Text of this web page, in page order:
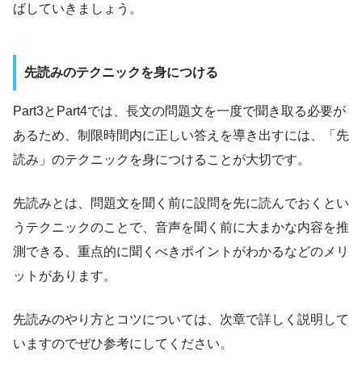
ばしていきましょう。
先読みのテクニックを身につける
Part3とPart4では、長文の問題文を一度で聞き取る必要が
あるため、制限時間内に正しい答えを導き出すには、「先
読み」のテクニックを身につけることが大切です。
先読みとは、問題文を聞く前に設問を先に読んでおくとい
うテクニックのことで、音声を聞く前に大まかな内容を推
測できる、重点的に聞くべきポイントがわかるなどのメリ
ットがあります。
先読みのやり方とコツについては、次章で詳しく説明して
いますのでぜひ参考にしてください。